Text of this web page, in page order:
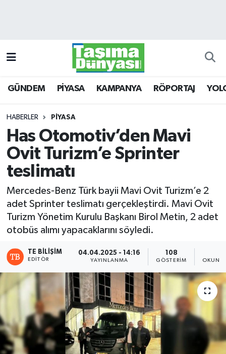
GÜNDEM PİYASA KAMPANYA RÖPORTAJ
HABERLER PİYASA
Has Otomotiv’den Mavi
Ovit Turizm’e Sprinter
teslimatı
Mercedes-Benz Türk bayii Mavi Ovit Turizm’e 2
adet Sprinter teslimatı gerçekleştirdi. Mavi Ovit
Turizm Yönetim Kurulu Başkanı Birol Metin, 2 adet
otobüs alımı yapacaklarını söyledi.
TE BILIŞIM
EDITÖR
04.04.2025 - 14:16
YAYINLANMA
108
GÖSTERIM
KAMPANYA
RÖPORTAJ
YOLCU TAŞIMA
LOJİSTİK
E-GAZETE
TAŞITLAR
Trafik Durumu
Süper Lig Puan Durumu ve Fikstür
Tüm Manşetler
Son Dakika Haberleri
Haber Arşivi